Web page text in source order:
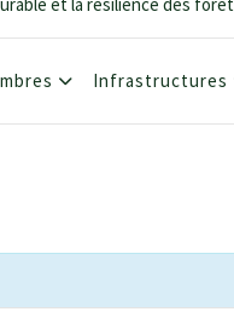
Infrastructures